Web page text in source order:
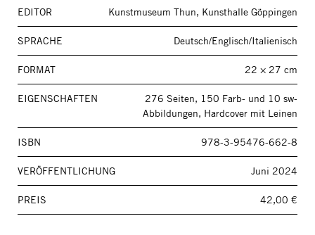
EDITOR Kunstmuseum Thun, Kunsthalle Göppingen
SPRACHE Deutsch/Englisch/Italienisch
FORMAT 22 × 27 cm
EIGENSCHAFTEN
276 Seiten, 150 Farb- und 10 sw-
Abbildungen, Hardcover mit Leinen
ISBN 978-3-95476-662-8
VERÖFFENTLICHUNG Juni 2024
PREIS 42,00 €